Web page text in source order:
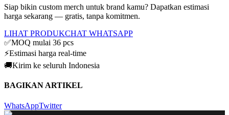
Siap bikin custom merch untuk brand kamu? Dapatkan estimasi
harga sekarang — gratis, tanpa komitmen.
LIHAT PRODUKCHAT WHATSAPP
✅MOQ mulai 36 pcs
⚡Estimasi harga real-time
🚚Kirim ke seluruh Indonesia
BAGIKAN ARTIKEL
WhatsAppTwitter